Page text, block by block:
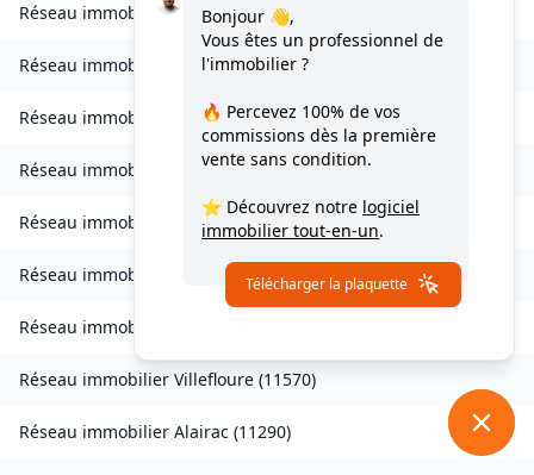
Réseau immobilierVentenac-en-Minervois
Réseau immobilier Verdun-en-Lauragais
Réseau immobilier Vignevieille(11330)
Réseau immobilier Villalier(11600 )
Réseau immobilier Villanière(11600)
Réseau immobilier Villardebelle ( 11580
Réseau immobilier
Réseau immobilier Villefloure (11570)
Réseau immobilier Alairac (11290)
Bonjour 👋,
Vous êtes un professionnel de
l'immobilier ?
🔥 Percevez 100% de vos
commissions dès la première
vente sans condition.
⭐ Découvrez notre logiciel
immobilier tout-en-un.
Télécharger la plaquette